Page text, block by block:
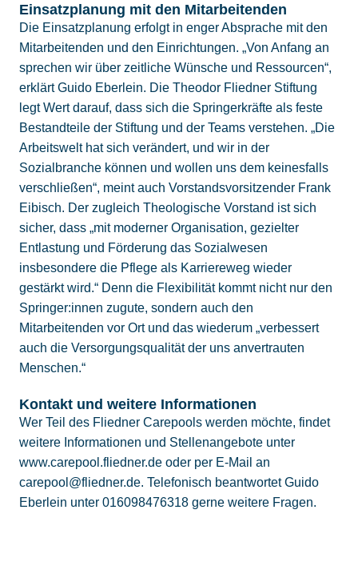
Einsatzplanung mit den Mitarbeitenden
Die Einsatzplanung erfolgt in enger Absprache mit den
Mitarbeitenden und den Einrichtungen. „Von Anfang an
sprechen wir über zeitliche Wünsche und Ressourcen“,
erklärt Guido Eberlein. Die Theodor Fliedner Stiftung
legt Wert darauf, dass sich die Springerkräfte als feste
Bestandteile der Stiftung und der Teams verstehen. „Die
Arbeitswelt hat sich verändert, und wir in der
Sozialbranche können und wollen uns dem keinesfalls
verschließen“, meint auch Vorstandsvorsitzender Frank
Eibisch. Der zugleich Theologische Vorstand ist sich
sicher, dass „mit moderner Organisation, gezielter
Entlastung und Förderung das Sozialwesen
insbesondere die Pflege als Karriereweg wieder
gestärkt wird.“ Denn die Flexibilität kommt nicht nur den
Springer:innen zugute, sondern auch den
Mitarbeitenden vor Ort und das wiederum „verbessert
auch die Versorgungsqualität der uns anvertrauten
Menschen.“
Kontakt und weitere Informationen
Wer Teil des Fliedner Carepools werden möchte, findet
weitere Informationen und Stellenangebote unter
www.carepool.fliedner.de oder per E-Mail an
carepool@fliedner.de. Telefonisch beantwortet Guido
Eberlein unter 016098476318 gerne weitere Fragen.